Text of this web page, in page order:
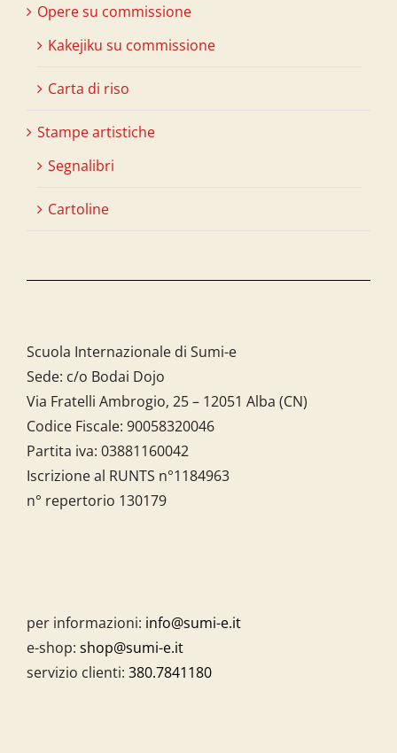
Opere su commissione
Kakejiku su commissione
Carta di riso
Stampe artistiche
Segnalibri
Cartoline
Scuola Internazionale di Sumi-e
Sede: c/o Bodai Dojo
Via Fratelli Ambrogio, 25 – 12051 Alba (CN)
Codice Fiscale: 90058320046
Partita iva: 03881160042
Iscrizione al RUNTS n°1184963
n° repertorio 130179
per informazioni: info@sumi-e.it
e-shop: shop@sumi-e.it
servizio clienti: 380.7841180